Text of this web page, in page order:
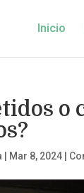
Inicio
o
Mar 8, 2024